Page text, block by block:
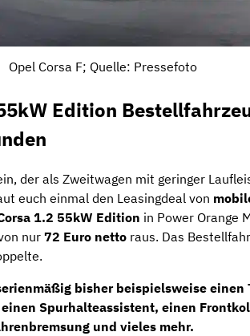
Opel Corsa F; Quelle: Pressefoto
Edition
der als Zweitwagen mit geringer
euch einmal den Leasingdeal von
1.2 55kW Edition in Power Orange
nur72 Euro netto raus. Das
bisher beispielsweise einen
Spurhalteassistent, einen
und vieles mehr.